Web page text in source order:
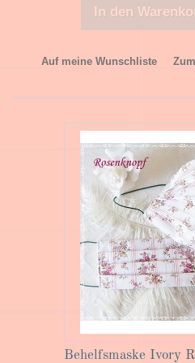
In den
Auf meine Wunschliste
Behelfsmaske Ivory